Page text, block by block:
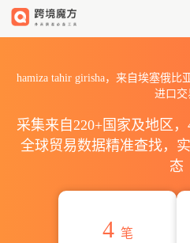
hamiza tahir girisha，来自埃塞俄
进口交
采集来自220+国家及地区，
全球贸易数据精准查找，
态
4 笔